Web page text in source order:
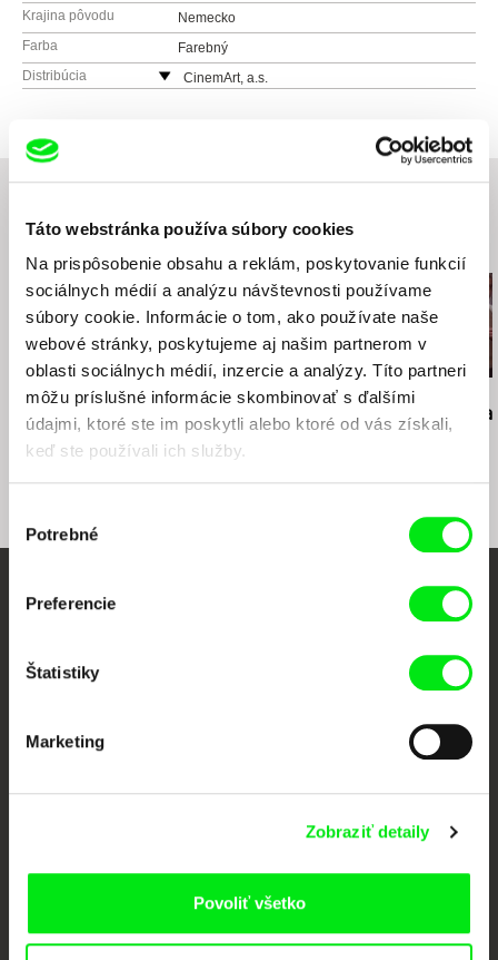
Táto webstránka používa súbory cookies
Na prispôsobenie obsahu a reklám, poskytovanie funkcií
sociálnych médií a analýzu návštevnosti používame
súbory cookie. Informácie o tom, ako používate naše
webové stránky, poskytujeme aj našim partnerom v
oblasti sociálnych médií, inzercie a analýzy. Títo partneri
môžu príslušné informácie skombinovať s ďalšími
údajmi, ktoré ste im poskytli alebo ktoré od vás získali,
keď ste používali ich služby.
súhlasu
Potrebné
Preferencie
Štatistiky
Marketing
Zobraziť detaily
Povoliť všetko
Krajina pôvodu
Nemecko
Farba
Farebný
Distribúcia
CinemArt, a.s.
web:http://www.cinemart.cz
fax: +420 221 105 220
e-mail: info@cinemart.cz
Jiří Menzel
Na samotě u lesa
Martin Hollý
Prípad pre obhajcu
Martin Hollý
Smrť šitá
Portál DAFilms vznikol vďaka tvorivej spolupráci siedmich významných
európskych festivalov dokumentárneho filmu združených pod Doc Alliance.